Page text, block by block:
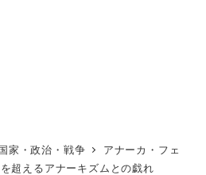
家・政治・戦争
アナーカ・フェ
超えるアナーキズムとの戯れ